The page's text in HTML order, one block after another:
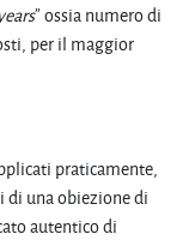
” ossia numero di
per il maggior
praticamente,
di una obiezione di
autentico di